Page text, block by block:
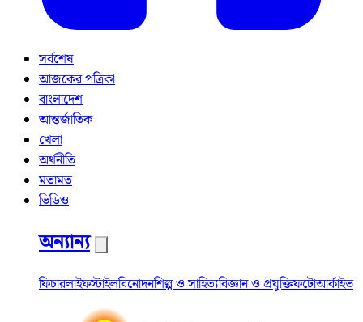
সর্বশেষ
আজকের পত্রিকা
বাংলাদেশ
আন্তর্জাতিক
খেলা
অর্থনীতি
মতামত
ভিডিও
অন্যান্য
ফিচারলাইফস্টাইলবিনোদনশিল্প ও সাহিত্যবিজ্ঞান ও প্রযুক্তিফটোআর্কাইভ